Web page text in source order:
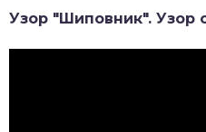
Узор "Шиповник". Узор